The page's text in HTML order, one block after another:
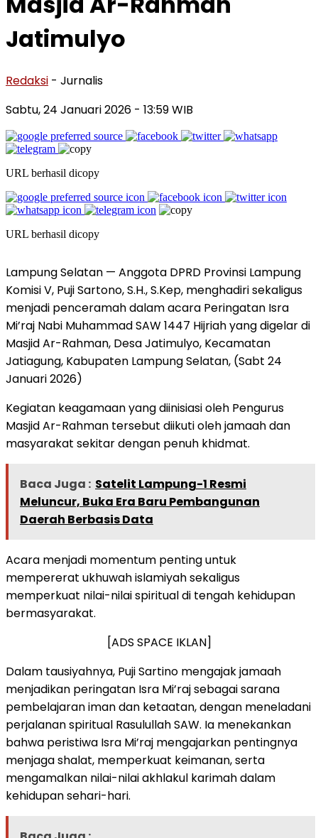
Jatimulyo
Redaksi - Jurnalis
Sabtu, 24 Januari 2026 - 13:59 WIB
URL berhasil dicopy
URL berhasil dicopy
Lampung Selatan — Anggota DPRD Provinsi Lampung
Komisi V, Puji Sartono, S.H., S.Kep, menghadiri sekaligus
menjadi penceramah dalam acara Peringatan Isra
Mi’raj Nabi Muhammad SAW 1447 Hijriah yang digelar di
Masjid Ar-Rahman, Desa Jatimulyo, Kecamatan
Jatiagung, Kabupaten Lampung Selatan, (Sabt 24
Januari 2026)
Kegiatan keagamaan yang diinisiasi oleh Pengurus
Masjid Ar-Rahman tersebut diikuti oleh jamaah dan
masyarakat sekitar dengan penuh khidmat.
Baca Juga : Satelit Lampung-1 Resmi
Meluncur, Buka Era Baru Pembangunan
Daerah Berbasis Data
Acara menjadi momentum penting untuk
mempererat ukhuwah islamiyah sekaligus
memperkuat nilai-nilai spiritual di tengah kehidupan
bermasyarakat.
[ADS SPACE IKLAN]
Dalam tausiyahnya, Puji Sartino mengajak jamaah
menjadikan peringatan Isra Mi’raj sebagai sarana
pembelajaran iman dan ketaatan, dengan meneladani
perjalanan spiritual Rasulullah SAW. Ia menekankan
bahwa peristiwa Isra Mi’raj mengajarkan pentingnya
menjaga shalat, memperkuat keimanan, serta
mengamalkan nilai-nilai akhlakul karimah dalam
kehidupan sehari-hari.